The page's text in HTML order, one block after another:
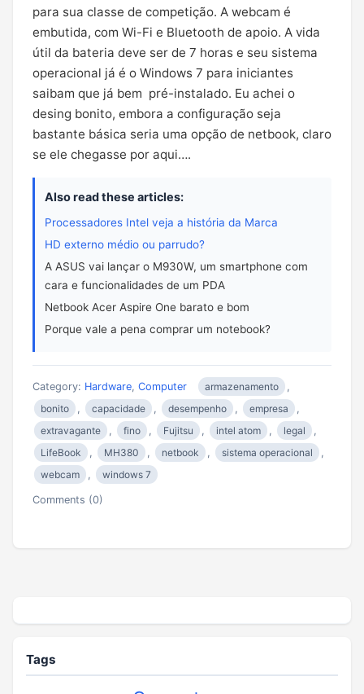
para sua classe de competição. A webcam é
embutida, com Wi-Fi e Bluetooth de apoio. A vida
útil da bateria deve ser de 7 horas e seu sistema
operacional já é o Windows 7 para iniciantes
saibam que já bem pré-instalado. Eu achei o
desing bonito, embora a configuração seja
bastante básica seria uma opção de netbook, claro
se ele chegasse por aqui….
Also read these articles:
Processadores Intel veja a história da Marca
HD externo médio ou parrudo?
A ASUS vai lançar o M930W, um smartphone com
cara e funcionalidades de um PDA
Netbook Acer Aspire One barato e bom
Porque vale a pena comprar um notebook?
Category: Hardware, Computer armazenamento
,
bonito
, capacidade , desempenho , empresa
,
extravagante
, fino , Fujitsu , intel atom , legal
,
LifeBook
, MH380 , netbook , sistema operacional
,
webcam
, windows 7
Comments (0)
Tags